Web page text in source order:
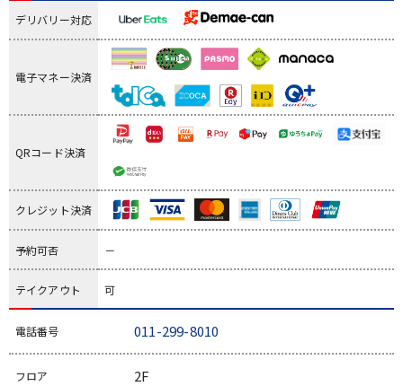
デリバリー対応
電子マネー決済
QRコード決済
クレジット決済
予約可否 －
テイクアウト 可
電話番号 011-299-8010
フロア 2F